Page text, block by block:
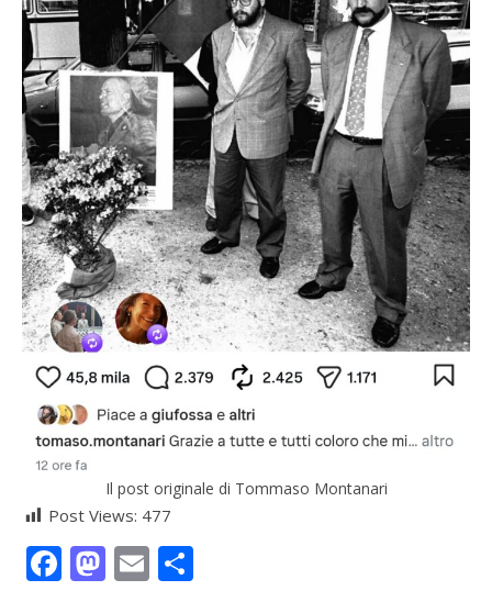
Il post originale di Tommaso Montanari
Post Views: 477
Facebook
Mastodon
Email